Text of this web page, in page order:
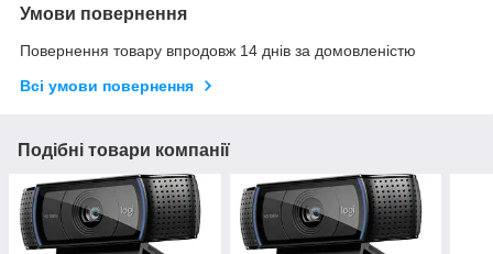
Умови повернення
Повернення товару впродовж 14 днів за домовленістю
Всі умови повернення
Подібні товари компанії